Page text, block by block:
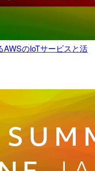
AWSのIoTサービスと活